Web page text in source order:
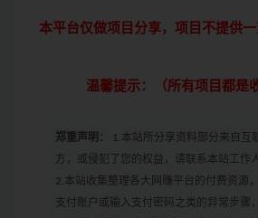
本平台仅做项目分享，项目不提供
温馨提示：（所有项目都是
郑重声明：
1.本站所分享资料部分来自互
方，或侵犯了您的权益，请联系本站工作
2.本站收集整理各大网赚平台的付费资源
支付账户或输入支付密码之类的异常步骤